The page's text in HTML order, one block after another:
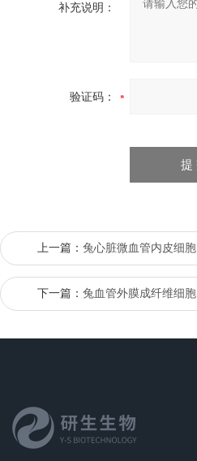
补充说明：
验证码：
上一篇： 兔心脏微血管内皮细胞
下一篇： 兔血管外膜成纤维细胞